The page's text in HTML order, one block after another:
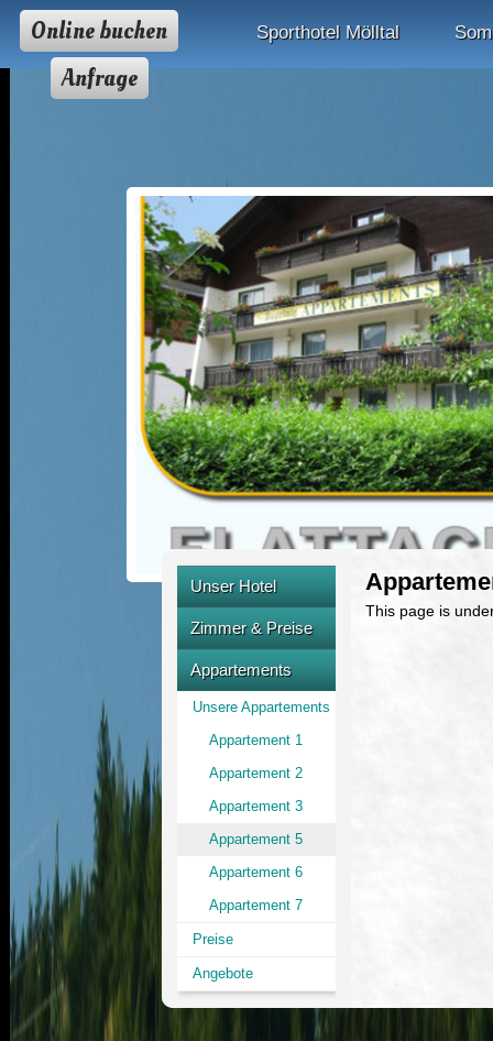
Online buchen
Anfrage
Sporthotel Mölltal
This page is
Unser Hotel
Übersicht
Ausstattung
Ihre Urlaubsregion
Zimmer & Preise
Unsere Zimmer
Preise
Angebote
Appartements
Unsere Appartements
Appartement 1
Appartement 2
Appartement 3
Appartement 5
Appartement 6
Appartement 7
Preise
Angebote